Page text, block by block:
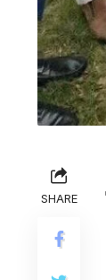
SHARE